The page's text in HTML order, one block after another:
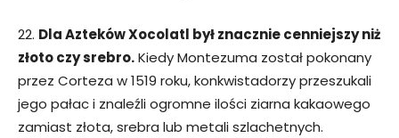
22. Dla Azteków Xocolatl był znacznie cenniejszy niż
złoto czy srebro.Kiedy Montezuma został pokonany
przez Corteza w 1519 roku, konkwistadorzy przeszukali
jego pałac i znaleźli ogromne ilości ziarna kakaowego
zamiast złota, srebra lub metali szlachetnych.